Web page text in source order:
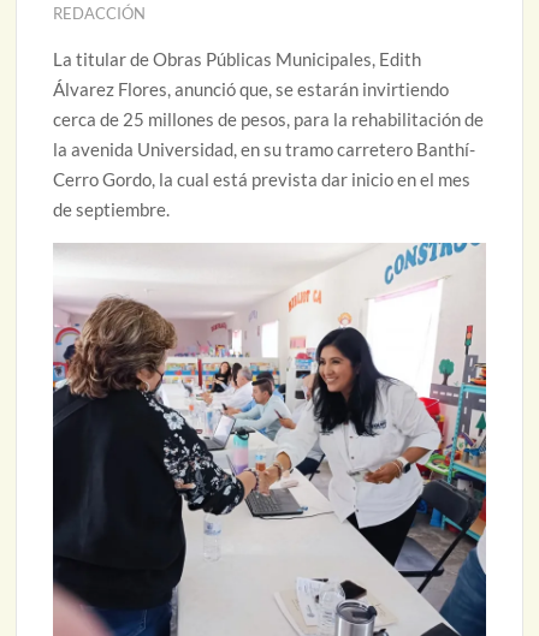
REDACCIÓN
La titular de Obras Públicas Municipales, Edith
Álvarez Flores, anunció que, se estarán invirtiendo
cerca de 25 millones de pesos, para la rehabilitación de
la avenida Universidad, en su tramo carretero Banthí-
Cerro Gordo, la cual está prevista dar inicio en el mes
de septiembre.